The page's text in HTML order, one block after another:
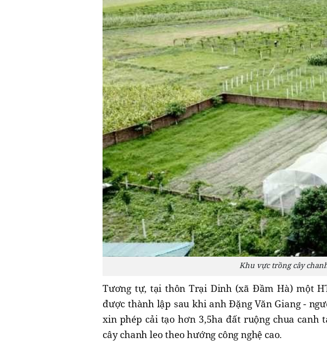
Khu vực trồng cây
Tương tự, tại thôn Trại Dinh (xã Đầm Hà) một
được thành lập sau khi anh Đặng Văn Giang -
xin phép cải tạo hơn 3,5ha đất ruộng chua canh
cây chanh leo theo hướng công nghệ cao.